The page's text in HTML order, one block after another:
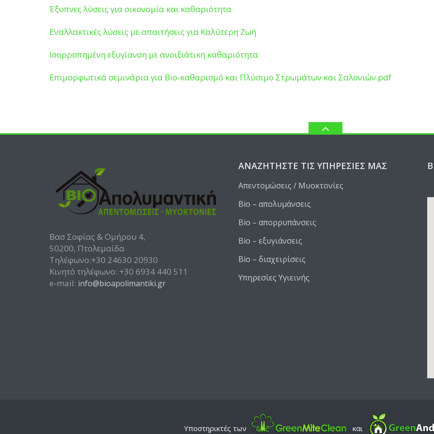
Έξυπνες λύσεις για οικονομία και καθαριότητα
Εναλλακτικές λύσεις με απαιτήσεις για Καλύτερη Ζωή
Ισορροπημένη εξυγίανση με ανοιξιάτικη καθαριότητα
Επιμορφωτικά σεμινάρια για Bio-καθαρισμό και Πλύσιμο Στρωμάτων και Σαλονιών.pdf
Βασ Σοφίας & Ομήρου 4,
50200, Πτολεμαίδα
Τηλέφωνο:+30 24630 20930
Κινητό τηλέφωνο: +30 6934 440 511
e-mail: info@bioapolimantiki.gr
ΑΝΑΖΗΤΉΣΤΕ ΤΙΣ ΥΠΗΡΕΣΊΕΣ ΜΑΣ
Απεντομώσεις / Μυοκτονίες
Bio – απολυμάνσεις
Bio – απορρυπάνσεις
Bio – εξυγιάνσεις
Bio – διαχειρίσεις
Υπηρεσίες Υγιεινής
Υποστηρικτές των και